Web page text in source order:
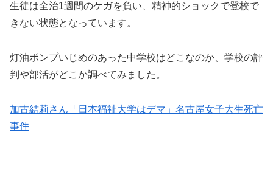
生徒は全治1週間のケガを負い、精神的ショックで登校で
きない状態となっています。
灯油ポンプいじめのあった中学校はどこなのか、学校の評
判や部活がどこか調べてみました。
加古結莉さん「日本福祉大学はデマ」名古屋女子大生死亡
事件